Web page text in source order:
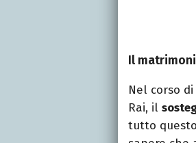
Il
Nel corso
Rai, il
tutto